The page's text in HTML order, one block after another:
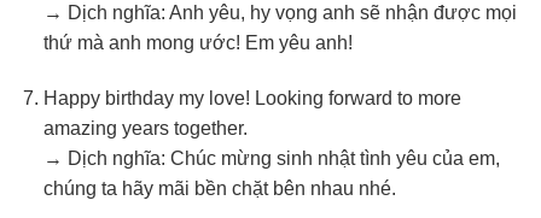
→ Dịch nghĩa: Anh yêu, hy vọng anh sẽ nhận được mọi
thứ mà anh mong ước! Em yêu anh!
Happy birthday my love! Looking forward to more
amazing years together.
→ Dịch nghĩa: Chúc mừng sinh nhật tình yêu của em,
chúng ta hãy mãi bền chặt bên nhau nhé.